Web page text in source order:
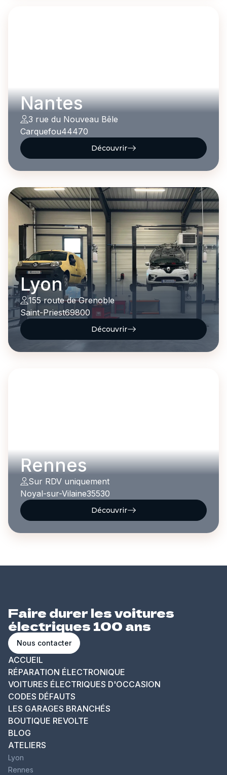
Nantes
3 rue du Nouveau Bêle
Carquefou44470
Découvrir
Lyon
155 route de Grenoble
Saint-Priest69800
Découvrir
Rennes
Sur RDV uniquement
Noyal-sur-Vilaine35530
Découvrir
Faire durer les voitures
électriques 100 ans
Nous contacter
ACCUEIL
RÉPARATION ÉLECTRONIQUE
VOITURES ÉLECTRIQUES D'OCCASION
CODES DÉFAUTS
LES GARAGES BRANCHÉS
BOUTIQUE REVOLTE
BLOG
ATELIERS
Lyon
Rennes